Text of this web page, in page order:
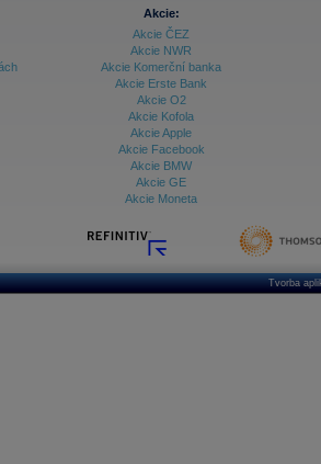
Akcie:
Akcie ČEZ
Akcie NWR
Akcie Komerční banka
Akcie Erste Bank
Akcie O2
Akcie Kofola
Akcie Apple
Akcie Facebook
Akcie BMW
Akcie GE
Akcie Moneta
Tvorba